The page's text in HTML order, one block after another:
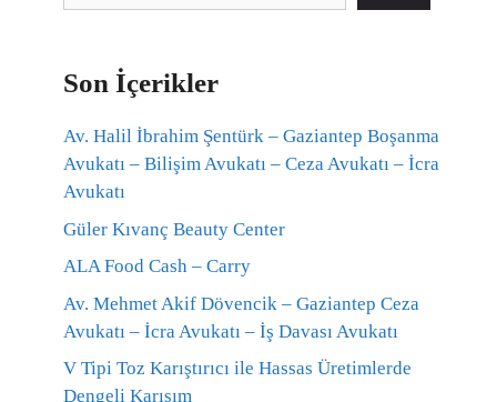
Son İçerikler
Av. Halil İbrahim Şentürk – Gaziantep Boşanma
Avukatı – Bilişim Avukatı – Ceza Avukatı – İcra
Avukatı
Güler Kıvanç Beauty Center
ALA Food Cash – Carry
Av. Mehmet Akif Dövencik – Gaziantep Ceza
Avukatı – İcra Avukatı – İş Davası Avukatı
V Tipi Toz Karıştırıcı ile Hassas Üretimlerde
Dengeli Karışım